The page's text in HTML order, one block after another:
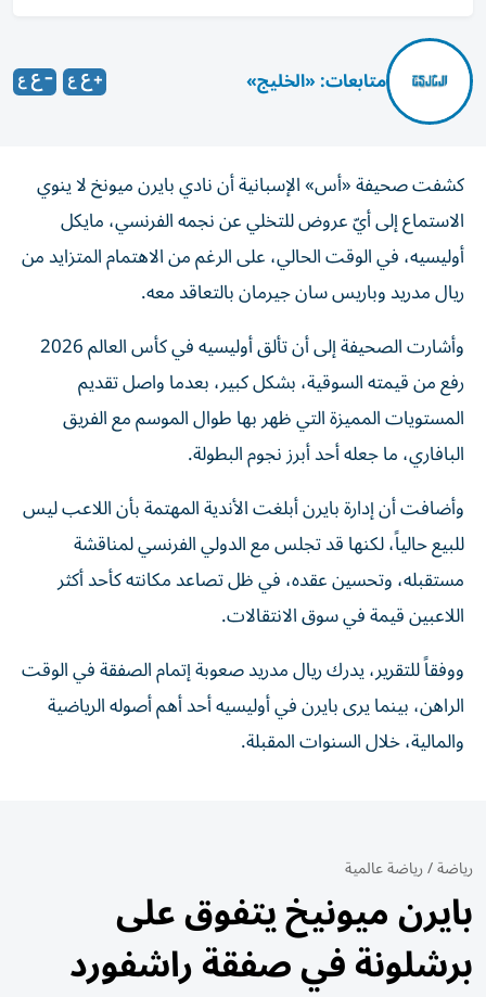
متابعات: «الخليج»
كشفت صحيفة «أس» الإسبانية أن نادي بايرن ميونخ لا ينوي
الاستماع إلى أيّ عروض للتخلي عن نجمه الفرنسي، مايكل
أوليسيه، في الوقت الحالي، على الرغم من الاهتمام المتزايد من
ريال مدريد وباريس سان جيرمان بالتعاقد معه.
وأشارت الصحيفة إلى أن تألق أوليسيه في كأس العالم 2026
رفع من قيمته السوقية، بشكل كبير، بعدما واصل تقديم
المستويات المميزة التي ظهر بها طوال الموسم مع الفريق
البافاري، ما جعله أحد أبرز نجوم البطولة.
وأضافت أن إدارة بايرن أبلغت الأندية المهتمة بأن اللاعب ليس
للبيع حالياً، لكنها قد تجلس مع الدولي الفرنسي لمناقشة
مستقبله، وتحسين عقده، في ظل تصاعد مكانته كأحد أكثر
اللاعبين قيمة في سوق الانتقالات.
ووفقاً للتقرير، يدرك ريال مدريد صعوبة إتمام الصفقة في الوقت
الراهن، بينما يرى بايرن في أوليسيه أحد أهم أصوله الرياضية
والمالية، خلال السنوات المقبلة.
رياضة/رياضة عالمية
بايرن ميونيخ يتفوق على
برشلونة في صفقة راشفورد